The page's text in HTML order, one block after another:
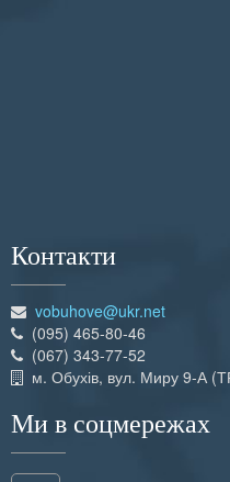
Контакти
vobuhove@ukr.net
(095) 465-80-46
(067) 343-77-52
м. Обухів, вул. Миру 9-А
Ми в соцмережах